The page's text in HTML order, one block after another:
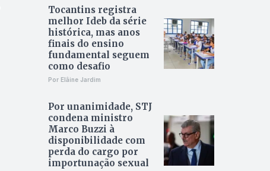
Tocantins registra
melhor Ideb da série
histórica, mas anos
finais do ensino
fundamental seguem
como desafio
Por Elâine Jardim
Por unanimidade, STJ
condena ministro
Marco Buzzi à
disponibilidade com
perda do cargo por
importunação sexual